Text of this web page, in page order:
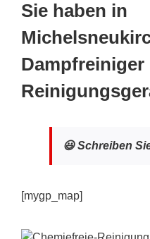
Sie haben in
Dampfreiniger
😃 Schreiben
[mygp_map]